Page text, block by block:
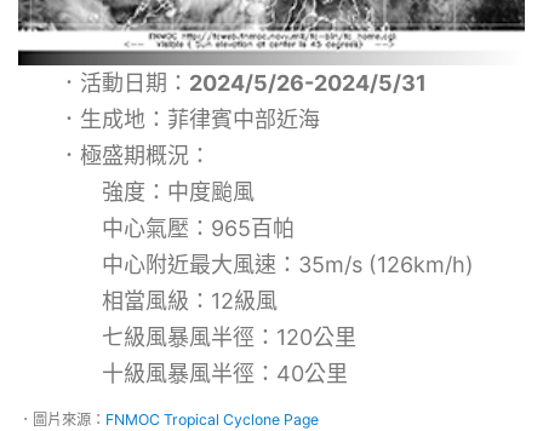
．活動日期： 2024/5/26-2024/5/31
．生成地：菲律賓中部近海
．極盛期概況：
強度：中度颱風
中心氣壓：965百帕
中心附近最大風速：35m/s (126km/h)
相當風級：12級風
七級風暴風半徑：120公里
十級風暴風半徑：40公里
．圖片來源： FNMOC Tropical Cyclone Page